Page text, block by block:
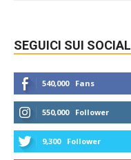
SEGUICI SUI SOCIAL
540,000 Fans
550,000 Follower
9,300 Follower